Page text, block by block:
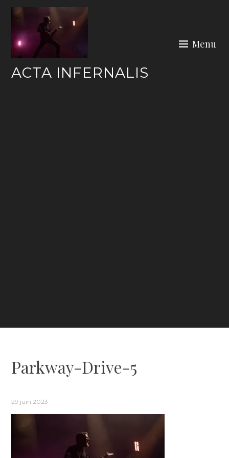
Skip
content
ACTA INFERNALIS
Menu
Parkway-Drive-5
29 juin 2023